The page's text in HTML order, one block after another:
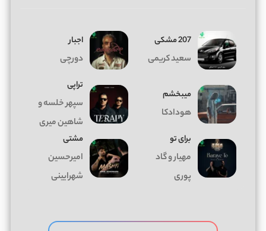
207 مشکی
سعید کریمی
اجبار
دورچی
میبخشم
هودادکا
تراپی
سپهر خلسه و
شاهین میری
برای تو
مهیار و گاد
پوری
مشتی
امیرحسین
شهرایینی